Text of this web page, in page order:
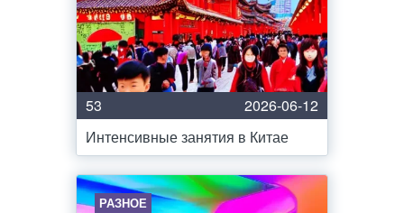
53
2026-06-12
Интенсивные занятия в Китае
РАЗНОЕ